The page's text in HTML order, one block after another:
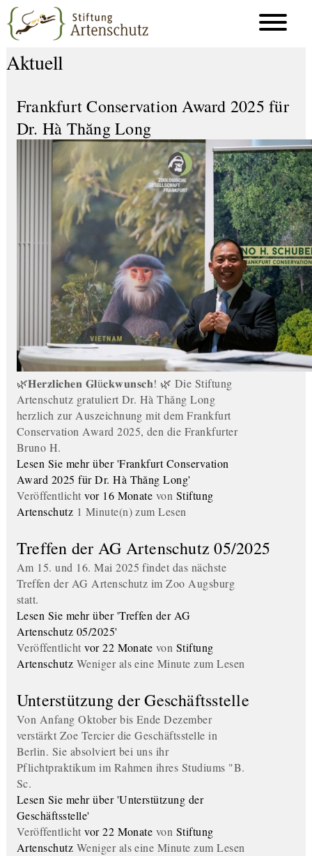
Aktuell
Frankfurt Conservation Award 2025 für
Dr. Hà Thăng Long
🌿𝐇𝐞𝐫𝐳𝐥𝐢𝐜𝐡𝐞𝐧 𝐆𝐥ü𝐜𝐤𝐰𝐮𝐧𝐬𝐜𝐡! 🌿 Die Stiftung
Artenschutz gratuliert Dr. Hà Thăng Long
herzlich zur Auszeichnung mit dem Frankfurt
Conservation Award 2025, den die Frankfurter
Bruno H.
Lesen Sie mehr über 'Frankfurt Conservation
Award 2025 für Dr. Hà Thăng Long'
Veröffentlichtvor 16 Monate von Stiftung
Artenschutz 1 Minute(n) zum Lesen
Treffen der AG Artenschutz 05/2025
Am 15. und 16. Mai 2025 findet das nächste
Treffen der AG Artenschutz im Zoo Augsburg
statt.
Lesen Sie mehr über 'Treffen der AG
Artenschutz 05/2025'
Veröffentlichtvor 22 Monate von Stiftung
Artenschutz Weniger als eine Minute zum Lesen
Unterstützung der Geschäftsstelle
Von Anfang Oktober bis Ende Dezember
verstärkt Zoe Tercier die Geschäftsstelle in
Berlin. Sie absolviert bei uns ihr
Pflichtpraktikum im Rahmen ihres Studiums "B.
Sc.
Lesen Sie mehr über 'Unterstützung der
Geschäftsstelle'
Veröffentlichtvor 22 Monate von Stiftung
Artenschutz Weniger als eine Minute zum Lesen